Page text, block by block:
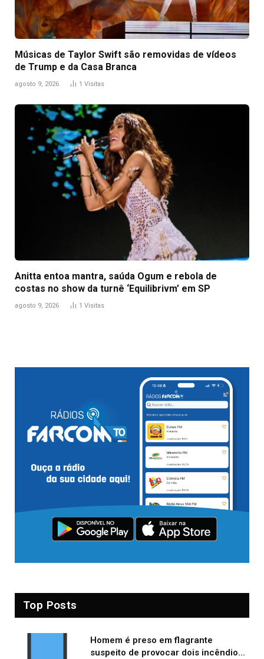
Músicas de Taylor Swift são removidas de vídeos
de Trump e da Casa Branca
agosto 9, 2026 1 Visitas
Anitta entoa mantra, saúda Ogum e rebola de
costas no show da turnê ‘Equilibrivm’ em SP
agosto 9, 2026 1 Visitas
Top Posts
Homem é preso em flagrante
suspeito de provocar dois incêndios